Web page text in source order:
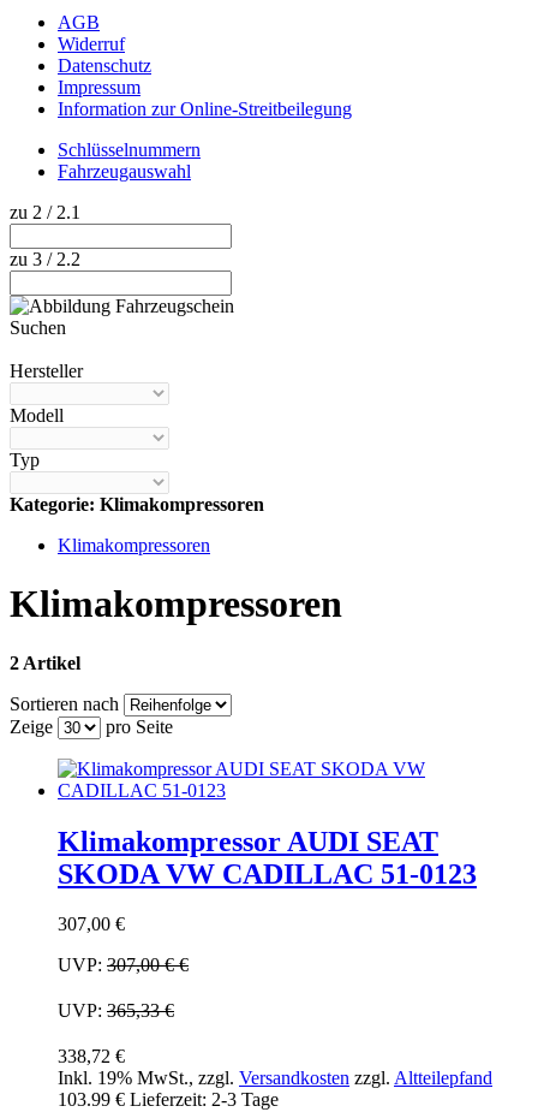
AGB
Widerruf
Datenschutz
Impressum
Information zur Online-Streitbeilegung
Schlüsselnummern
Fahrzeugauswahl
zu 2 / 2.1
zu 3 / 2.2
Suchen
Hersteller
Modell
Typ
Kategorie: Klimakompressoren
Klimakompressoren
Klimakompressoren
2 Artikel
Sortieren nach
Zeige
pro Seite
Klimakompressor AUDI SEAT
SKODA VW CADILLAC 51-0123
307,00 €
UVP: 307,00 €€
UVP: 365,33 €
338,72 €
Inkl. 19% MwSt., zzgl. Versandkosten zzgl. Altteilepfand
103.99 € Lieferzeit: 2-3 Tage